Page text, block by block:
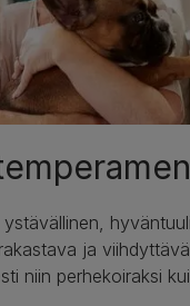
ja
niin perhekoiraksi